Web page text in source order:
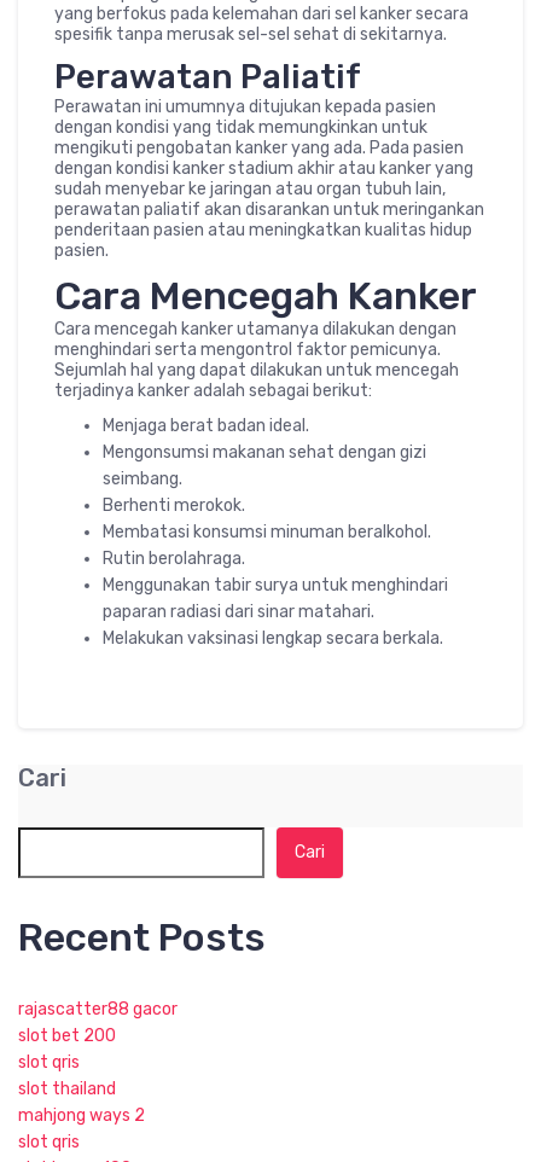
yang berfokus pada kelemahan dari sel kanker secara
spesifik tanpa merusak sel-sel sehat di sekitarnya.
Perawatan Paliatif
Perawatan ini umumnya ditujukan kepada pasien
dengan kondisi yang tidak memungkinkan untuk
mengikuti pengobatan kanker yang ada. Pada pasien
dengan kondisi kanker stadium akhir atau kanker yang
sudah menyebar ke jaringan atau organ tubuh lain,
perawatan paliatif akan disarankan untuk meringankan
penderitaan pasien atau meningkatkan kualitas hidup
pasien.
Cara Mencegah Kanker
Cara mencegah kanker utamanya dilakukan dengan
menghindari serta mengontrol faktor pemicunya.
Sejumlah hal yang dapat dilakukan untuk mencegah
terjadinya kanker adalah sebagai berikut:
Menjaga berat badan ideal.
Mengonsumsi makanan sehat dengan gizi
seimbang.
Berhenti merokok.
Membatasi konsumsi minuman beralkohol.
Rutin berolahraga.
Menggunakan tabir surya untuk menghindari
paparan radiasi dari sinar matahari.
Melakukan vaksinasi lengkap secara berkala.
Cari
Cari
Recent Posts
rajascatter88 gacor
slot bet 200
slot qris
slot thailand
mahjong ways 2
slot qris